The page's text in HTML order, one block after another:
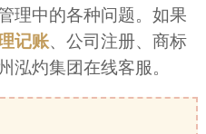
理中的各种问题。如果
记账、公司注册、商标
泓灼集团在线客服。